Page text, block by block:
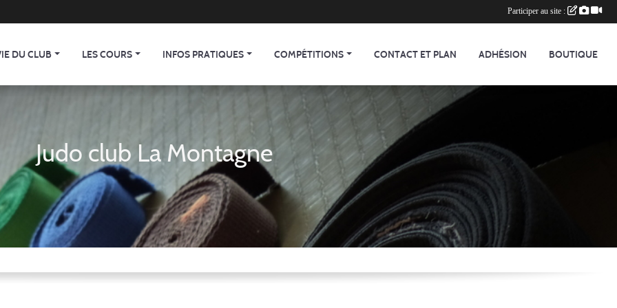
DU CLUB LES COURS INFOS PRATIQUES COMPÉTITIONS CONTACT ET PLAN ADHÉSION BOUTIQUE
Judo club La Montagne
Participer au site :